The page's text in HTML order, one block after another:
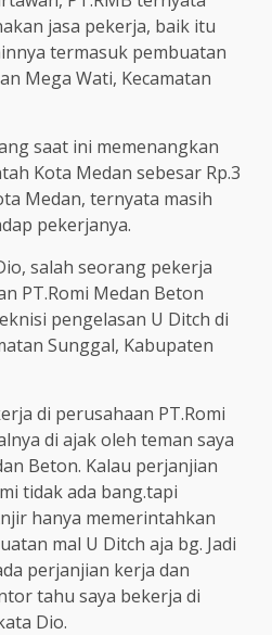
jasa pekerja, baik itu
termasuk pembuatan
Mega Wati, Kecamatan
saat ini memenangkan
Kota Medan sebesar Rp.3
Medan, ternyata masih
pekerjanya.
salah seorang pekerja
PT.Romi Medan Beton
pengelasan U Ditch di
Sunggal, Kabupaten
di perusahaan PT.Romi
di ajak oleh teman saya
Beton. Kalau perjanjian
tidak ada bang.tapi
hanya memerintahkan
mal U Ditch aja bg. Jadi
perjanjian kerja dan
tahu saya bekerja di
Dio.